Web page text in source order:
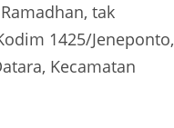
tak
1425/Jeneponto,
Kecamatan